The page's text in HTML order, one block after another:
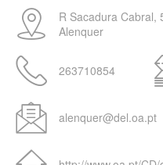
R Sacadura Cabral,
Alenquer
263710854
alenquer@del.oa.pt